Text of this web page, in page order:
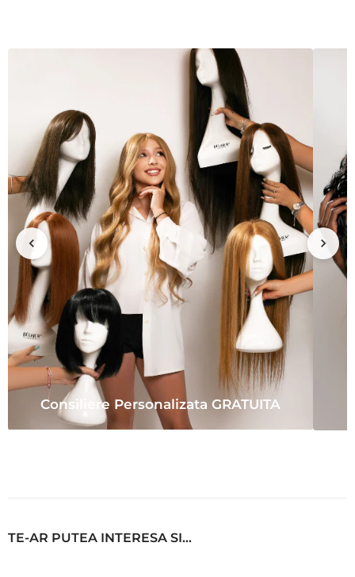
Consiliere Personalizata GRATUITA
TE-AR PUTEA INTERESA SI...